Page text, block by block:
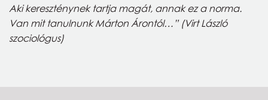
Aki kereszténynek tartja magát, annak ez a norma.
Van mit tanulnunk Márton Árontól…” (Virt László
szociológus)